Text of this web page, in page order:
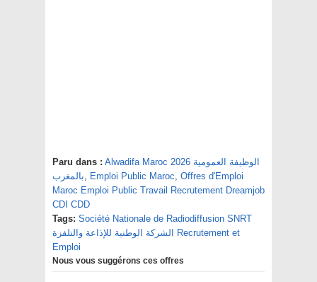
Paru dans : Alwadifa Maroc 2026 الوظيفة العمومية
بالمغرب, Emploi Public Maroc, Offres d'Emploi
Maroc Emploi Public Travail Recrutement Dreamjob
CDI CDD
Tags: Société Nationale de Radiodiffusion SNRT
الشركة الوطنية للإذاعة والتلفزة Recrutement et
Emploi
Nous vous suggérons ces offres